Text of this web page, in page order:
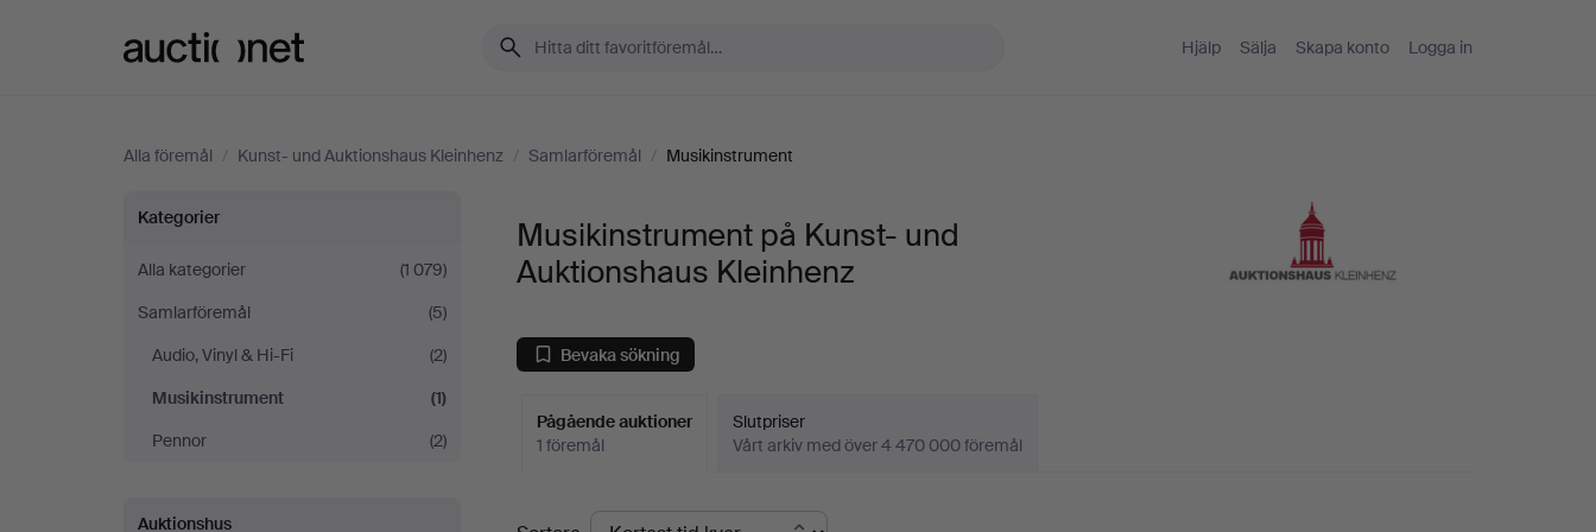
Hjälp Sälja Skapa konto Logga in
Alla föremål / Kunst- und Auktionshaus Kleinhenz / Samlarföremål / Musikinstrument
Musikinstrument
på
Kunst-
und
Auktionshaus
Kleinhenz
Kategorier
Alla kategorier
(1 079)
Samlarföremål
(5)
Audio, Vinyl & Hi-Fi
(2)
Musikinstrument
(1)
Pennor
(2)
Auktionshus
Musikinstrument på Kunst- und
Auktionshaus Kleinhenz
Bevaka sökning
Pågående auktioner
1 föremål
Slutpriser
Vårt arkiv med över 4 470 000 föremål
Pågående